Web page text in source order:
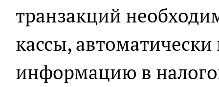
транзакций
кассы,
информацию в